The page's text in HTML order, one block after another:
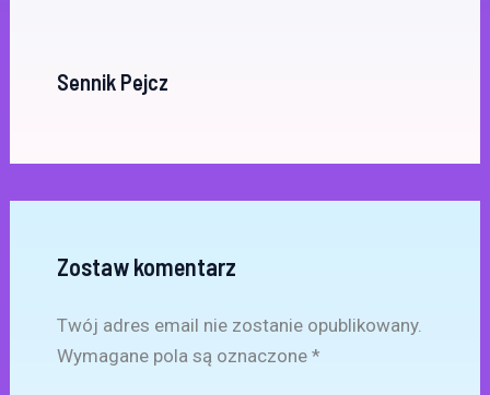
Sennik Pejcz
Zostaw komentarz
Twój adres email nie zostanie opublikowany.
Wymagane pola są oznaczone *